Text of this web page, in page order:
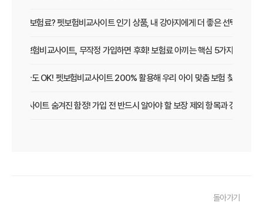
보장 vs 보험료? 펫보험비교사이트 인기 상품, 내 강아지에게 더 좋은 선택은?
펫보험비교사이트, 무작정 가입하면 후회! 보험료 아끼는 핵심 5가지
초보 집사도 OK! 펫보험비교사이트 200% 활용해 우리 아이 맞춤 보험 찾는 법
험비교사이트 숨겨진 함정! 가입 전 반드시 알아야 할 보장 제외 항목과 갱신 조건
돌아가기